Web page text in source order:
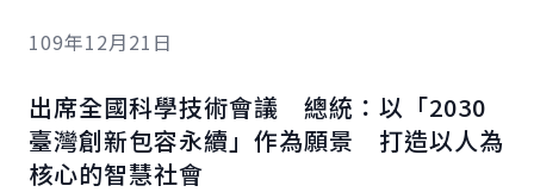
109年12月21日
出席全國科學技術會議 總統：以「2030
臺灣創新包容永續」作為願景 打造以人為
核心的智慧社會